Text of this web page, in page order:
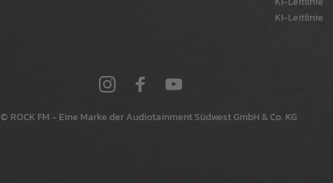
KI-Leitlinie
© ROCK FM - Eine Marke der Audiotainment Südwest GmbH & Co. KG